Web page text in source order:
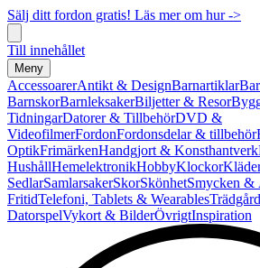
Sälj ditt fordon gratis! Läs mer om hur ->
Till innehållet
Meny
AccessoarerAntikt & DesignBarnartiklar
BarnskorBarnleksakerBiljetter & Resor
TidningarDatorer & TillbehörDVD &
VideofilmerFordonFordonsdelar & tillbehör
OptikFrimärkenHandgjort & Konsthantverk
HushållHemelektronikHobbyKlockor
SedlarSamlarsakerSkorSkönhetSmycken &
FritidTelefoni, Tablets & Wearables
DatorspelVykort & BilderÖvrigtInspiration